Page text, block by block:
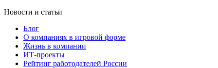
Новости и статьи
Блог
О компаниях в игровой форме
Жизнь в компании
ИТ-проекты
Рейтинг работодателей России